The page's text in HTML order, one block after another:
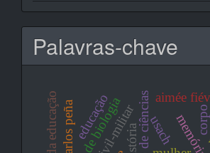
Palavras-chave
história memória
aimée
carlos peña usach
educação corpo